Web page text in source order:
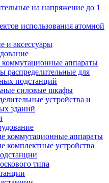
на напряжение до 1
использования атомной
и аксессуары
коммутационные аппараты
распределительные для
подстанций
силовые шкафы
устройства и
зданий
коммутационные аппараты
комплектные устройства
типа